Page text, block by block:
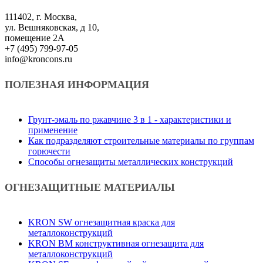
111402, г. Москва,
ул. Вешняковская, д 10,
помещение 2А
+7 (495) 799-97-05
info@kroncons.ru
ПОЛЕЗНАЯ ИНФОРМАЦИЯ
Грунт-эмаль по ржавчине 3 в 1 - характеристики и
применение
Как подразделяют строительные материалы по группам
горючести
Способы огнезащиты металлических конструкций
ОГНЕЗАЩИТНЫЕ МАТЕРИАЛЫ
KRON SW огнезащитная краска для
металлоконструкций
KRON BM конструктивная огнезащита для
металлоконструкций